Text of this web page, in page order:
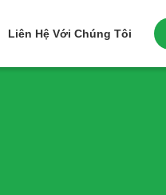
Liên Hệ Với Chúng Tôi